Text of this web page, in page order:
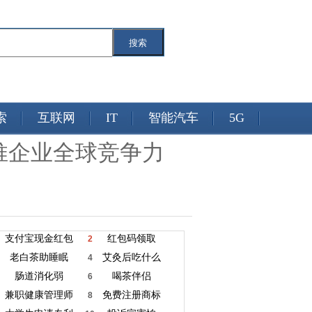
搜索
互联网 IT 智能汽车 5G
业全球竞争力